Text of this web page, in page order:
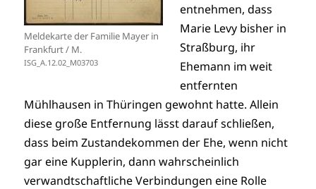
Meldekarte der Familie Mayer in
Frankfurt / M.
ISG_A.12.02_M03703
entnehmen, dass
Marie Levy bisher in
Straßburg, ihr
Ehemann im weit
entfernten
Mühlhausen in Thüringen gewohnt hatte. Allein
diese große Entfernung lässt darauf schließen,
dass beim Zustandekommen der Ehe, wenn nicht
gar eine Kupplerin, dann wahrscheinlich
verwandtschaftliche Verbindungen eine Rolle